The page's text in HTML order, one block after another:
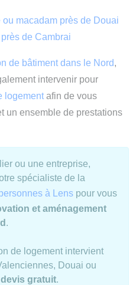
macadam près de Douai
de Cambrai
de bâtiment dans le Nord,
intervenir pour
logement afin de vous
un ensemble de prestations
ou une entreprise,
spécialiste de la
à Lens pour vous
et aménagement
.
de logement intervient
Douai ou
devis gratuit.